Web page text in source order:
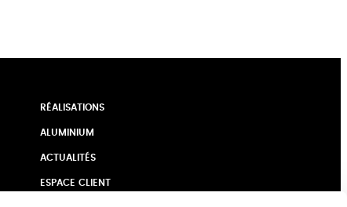
RÉALISATIONS
ALUMINIUM
ACTUALITÉS
ESPACE CLIENT